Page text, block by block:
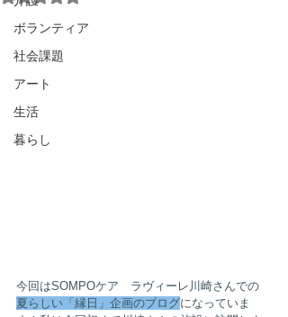
ボランティア
社会課題
アート
生活
暮らし
今回はSOMPOケア　ラヴィーレ川崎さんでの
夏らしい「縁日」企画のブログになっていま